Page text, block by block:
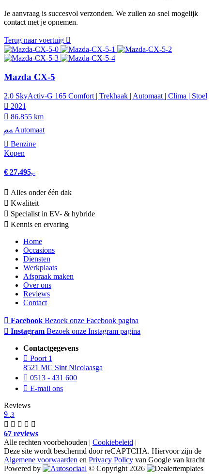
Je aanvraag is succesvol verzonden. We zullen zo snel mogelijk
contact met je opnemen.
Terug naar voertuig
Mazda CX-5
2.0 SkyActiv-G 165 Comfort | Trekhaak | Automaat | Clima | Stoel
2021
86.855 km
Automaat
Benzine
Kopen
€ 27.495,-
Alles onder één dak
Kwaliteit
Specialist in EV- & hybride
Kennis en ervaring
Home
Occasions
Diensten
Werkplaats
Afspraak maken
Over ons
Reviews
Contact
Facebook Bezoek onze Facebook pagina
Instagram Bezoek onze Instagram pagina
Contactgegevens
Poort 1
8521 MC Sint Nicolaasga
0513 - 431 600
E-mail ons
Reviews
9 ,3
67 reviews
Alle rechten voorbehouden | Cookiebeleid |
Deze site wordt beschermd door reCAPTCHA. Hiervoor zijn de
Algemene voorwaarden en Privacy Policy van Google van kracht
Powered by
© Copyright 2026